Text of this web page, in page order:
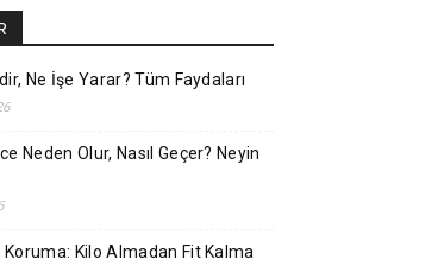
Ne İşe Yarar? Tüm Faydaları
Neden Olur, Nasıl Geçer? Neyin
Kilo Almadan Fit Kalma